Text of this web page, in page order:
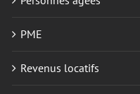
PME
Revenus locatifs